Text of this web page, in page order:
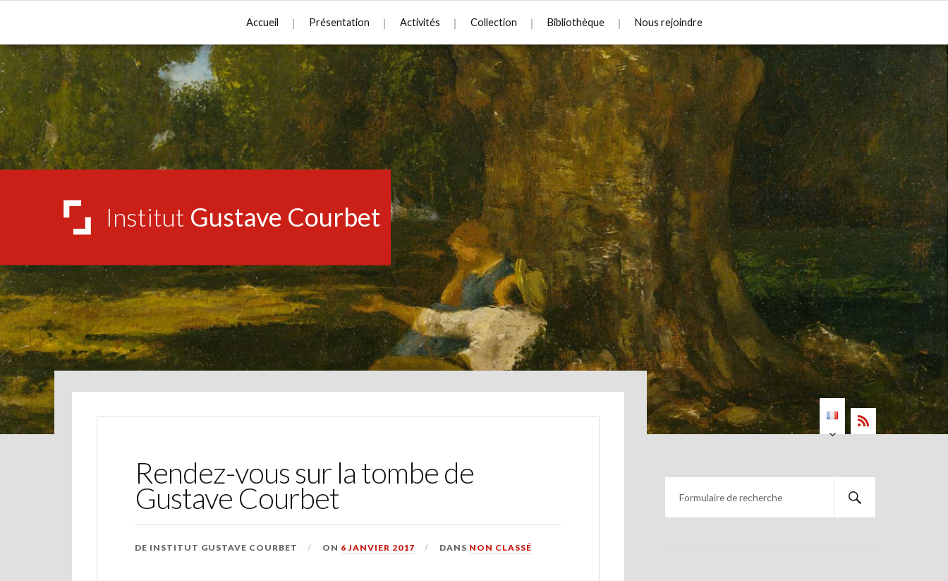
Institut Gustave Courbet
Accueil Présentation Activités Collection Bibliothèque Nous rejoindre
Rendez-vous sur la tombe de
Gustave Courbet
DE INSTITUT GUSTAVE COURBET ON 6 JANVIER 2017 DANS NON CLASSÉ